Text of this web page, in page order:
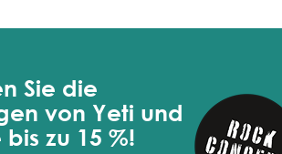
Sie die
von Yeti und
zu 15 %!